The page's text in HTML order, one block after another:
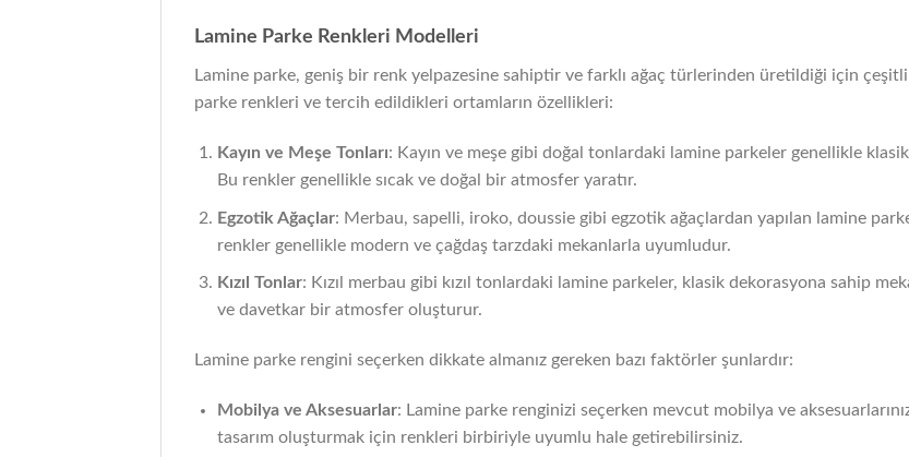
Lamine Parke Renkleri Modelleri
Lamine parke, geniş bir renk yelpazesine sahiptir ve farklı ağaç türlerinden üretildiği için çeşitli
parke renkleri ve tercih edildikleri ortamların özellikleri:
Kayın ve Meşe Tonları: Kayın ve meşe gibi doğal tonlardaki lamine parkeler genellikle
Bu renkler genellikle sıcak ve doğal bir atmosfer yaratır.
Egzotik Ağaçlar: Merbau, sapelli, iroko, doussie gibi egzotik ağaçlardan yapılan lamine
renkler genellikle modern ve çağdaş tarzdaki mekanlarla uyumludur.
Kızıl Tonlar: Kızıl merbau gibi kızıl tonlardaki lamine parkeler, klasik dekorasyona sahip
ve davetkar bir atmosfer oluşturur.
Lamine parke rengini seçerken dikkate almanız gereken bazı faktörler şunlardır:
Mobilya ve Aksesuarlar: Lamine parke renginizi seçerken mevcut mobilya ve
tasarım oluşturmak için renkleri birbiriyle uyumlu hale getirebilirsiniz.